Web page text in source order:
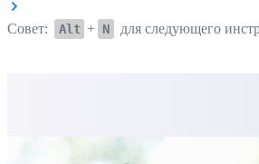
Совет: Alt + N для следующего